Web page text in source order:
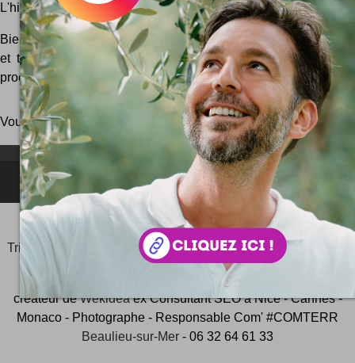
L'histoire des technologies est toujours pleine de surprises !
Bien entendu, ce n'est pas un véritable GPS avec les
et toute l'électronique à pixels de notre ère numérique.
proche ancêtre, une assistance à la navigation...
Vous pouvez aussi parcourir le blogau hasard!
NEWSLETTER FOR EVER !
©2006- 2025 JeudiPhoto.netleblog lifestylede
Tripnaux Content Manager, créateur du hashtag
#JeudiPhoto
et ambassadeur#CotedAzurFrance
créateur deWekideaex Consultant SEO à Nice - Cannes -
Monaco - Photographe - Responsable Com' #COMTERR
Beaulieu-sur-Mer - 06 32 64 61 33